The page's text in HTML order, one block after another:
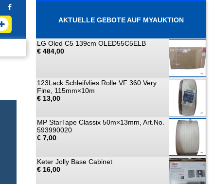
AKTUELLE GEBOTE AUF MYAUKTION
LG Oled C5 139cm OLED55C5ELB
€ 484,00
123Lack Schleifvlies Rolle VF 360 Very
Fine, 115mm×10m
€ 13,00
MP StarTape Classix 50m×13mm, Art.No.
593990020
€ 7,00
Keter Jolly Base Cabinet
€ 16,00